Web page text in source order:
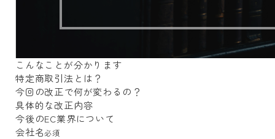
こんなことが分かります
特定商取引法とは？
今回の改正で何が変わるの？
具体的な改正内容
今後のEC業界について
会社名必須